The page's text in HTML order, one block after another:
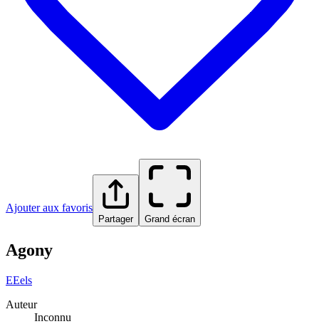
Ajouter aux favoris
Partager Grand écran
Agony
EEels
Auteur
Inconnu